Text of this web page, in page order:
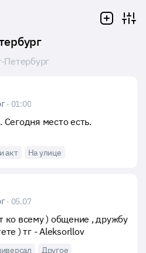
Петербург
· 01:00
место есть.
акт На улице
· 05.07
ко всему ) общение , дружбу
) тг - Aleksorllov
Другое